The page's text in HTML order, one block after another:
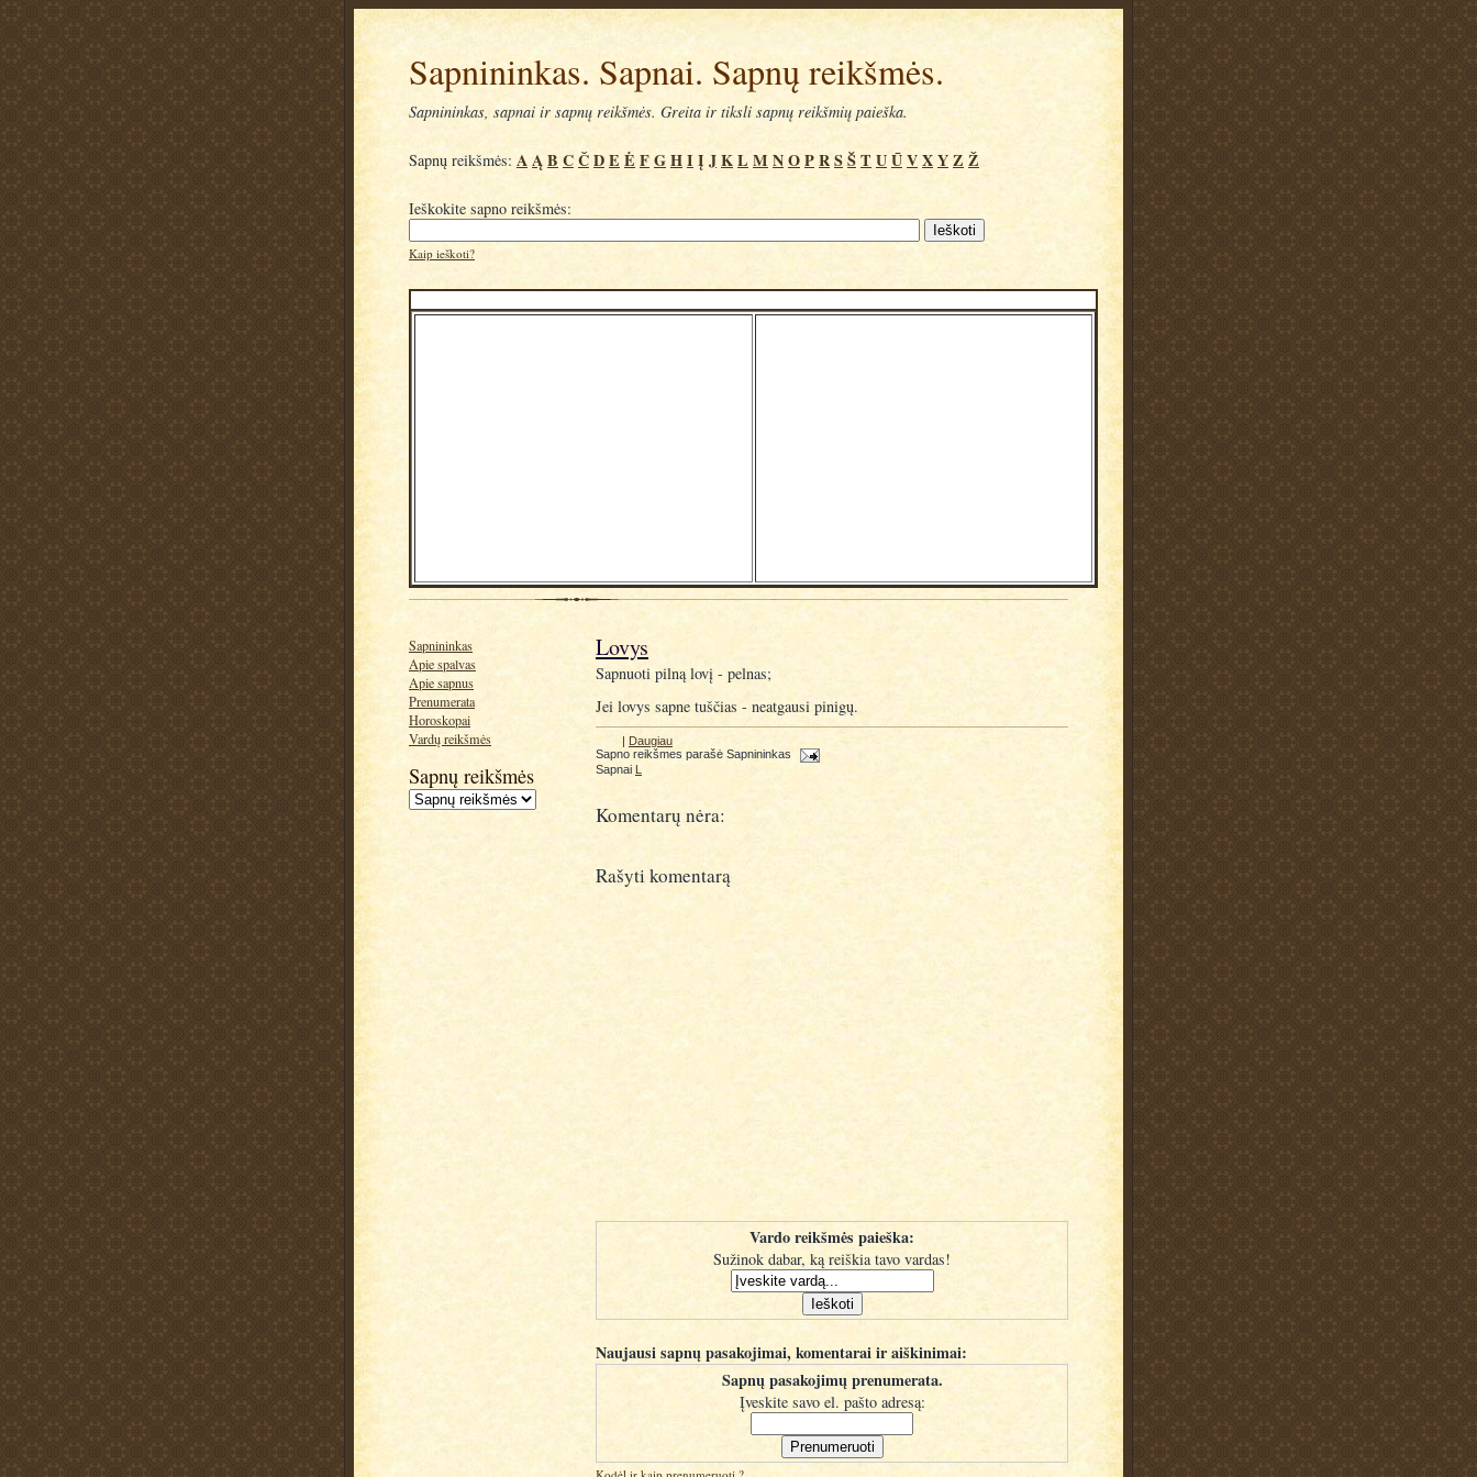
Sapnininkas. Sapnai. Sapnų reikšmės.
Sapnininkas, sapnai ir sapnų reikšmės. Greita ir tiksli sapnų reikšmių paieška.
Sapnų reikšmės: AĄB CČDE Ė FGHIĮJKL M NOPRSŠT UŪVXYZ Ž
Ieškokite sapno reikšmės:
Kaip ieškoti?
Sapnininkas
Apie spalvas
Apie sapnus
Prenumerata
Horoskopai
Vardų reikšmės
Sapnų reikšmės
Lovys
Sapnuoti pilną lovį - pelnas;
Jei lovys sapne tuščias - neatgausi pinigų.
| Daugiau
Sapno reikšmes parašė Sapnininkas
Sapnai L
Komentarų nėra:
Rašyti komentarą
Vardo reikšmės paieška:
Sužinok dabar, ką reiškia tavo vardas!
Naujausi sapnų pasakojimai, komentarai ir aiškinimai:
Sapnų pasakojimų prenumerata.
Įveskite savo el. pašto adresą: